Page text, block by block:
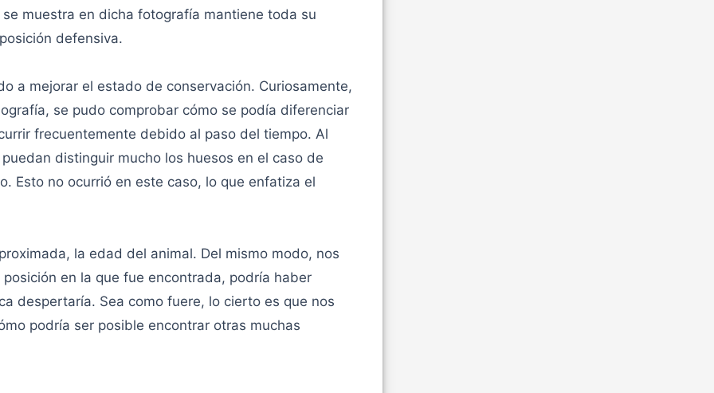
muestra en dicha fotografía mantiene toda su
defensiva.
a mejorar el estado de conservación. Curiosamente,
se pudo comprobar cómo se podía diferenciar
frecuentemente debido al paso del tiempo. Al
distinguir mucho los huesos en el caso de
Esto no ocurrió en este caso, lo que enfatiza el
la edad del animal. Del mismo modo, nos
en la que fue encontrada, podría haber
despertaría. Sea como fuere, lo cierto es que nos
podría ser posible encontrar otras muchas